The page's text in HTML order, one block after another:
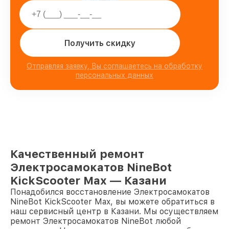
Получить скидку
Отправляя заявку, Вы соглашаетесь на обработку
персональных данных
Качественный ремонт
Электросамокатов NineBot
KickScooter Max — Казани
Понадобился восстановление Электросамокатов
NineBot KickScooter Max, вы можете обратиться в
наш сервисный центр в Казани. Мы осуществляем
ремонт Электросамокатов NineBot любой